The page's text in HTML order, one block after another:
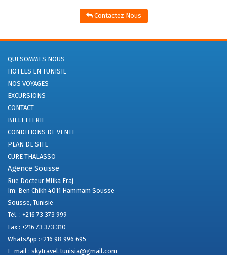
Contactez Nous
QUI SOMMES NOUS
HOTELS EN TUNISIE
NOS VOYAGES
EXCURSIONS
CONTACT
BILLETTERIE
CONDITIONS DE VENTE
PLAN DE SITE
CURE THALASSO
Agence Sousse
Rue Docteur Mlika Fraj
Im. Ben Chikh 4011 Hammam Sousse
Sousse, Tunisie
Tél. : +216 73 373 999
Fax : +216 73 373 310
WhatsApp :+216 98 996 695
E-mail : skytravel.tunisia@gmail.com